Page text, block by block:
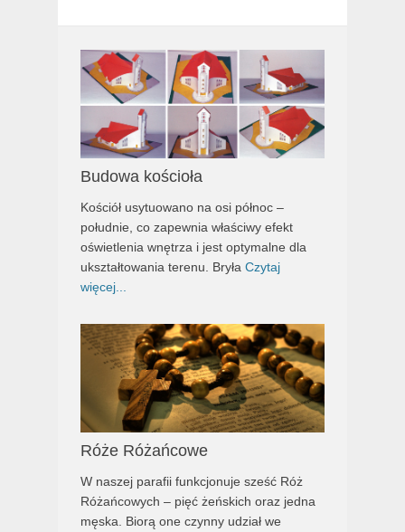
Budowa kościoła
Kościół usytuowano na osi północ –
południe, co zapewnia właściwy efekt
oświetlenia wnętrza i jest optymalne dla
ukształtowania terenu. Bryła Czytaj
więcej...
Róże Różańcowe
W naszej parafii funkcjonuje sześć Róż
Różańcowych – pięć żeńskich oraz jedna
męska. Biorą one czynny udział we